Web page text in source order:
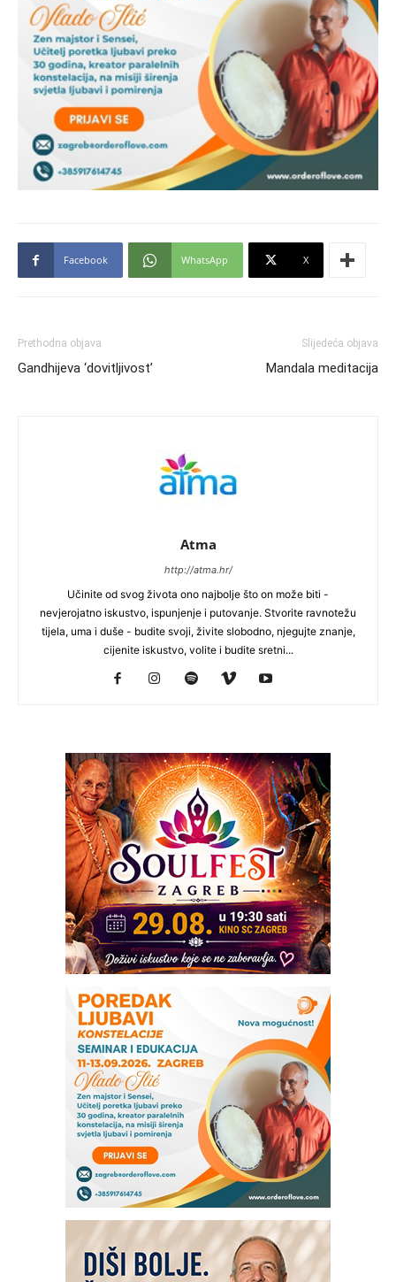
Facebook WhatsApp X
Prethodna objava
Gandhijeva ‘dovitljivost’
Slijedeća objava
Mandala meditacija
Atma
http://atma.hr/
Učinite od svog života ono najbolje što on može biti -
nevjerojatno iskustvo, ispunjenje i putovanje. Stvorite ravnotežu
tijela, uma i duše - budite svoji, živite slobodno, njegujte znanje,
cijenite iskustvo, volite i budite sretni...